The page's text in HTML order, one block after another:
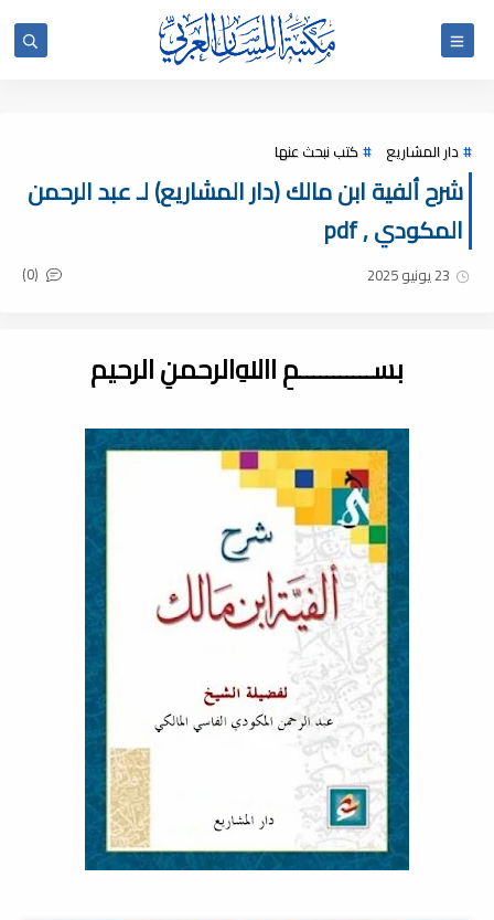
دار المشاريع كتب نبحث عنها
شرح ألفية ابن مالك (دار المشاريع) لـ عبد الرحمن
المكودي , pdf
23 يونيو 2025 (0)
بســـــــــــمِ اﷲِالرحمنِ الرحيم